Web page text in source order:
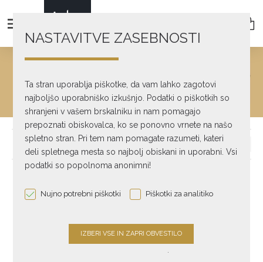
DIGITALNO-ANALOGNI
PRETVORNIKI
Digitalno
Digitalno-Analogni pretvorniki
NASTAVITVE ZASEBNOSTI
Ta stran uporablja piškotke, da vam lahko zagotovi
najboljšo uporabniško izkušnjo. Podatki o piškotkih so
shranjeni v vašem brskalniku in nam pomagajo
prepoznati obiskovalca, ko se ponovno vrnete na našo
spletno stran. Pri tem nam pomagate razumeti, kateri
deli spletnega mesta so najbolj obiskani in uporabni. Vsi
podatki so popolnoma anonimni!
Nujno potrebni piškotki Piškotki za analitiko
.